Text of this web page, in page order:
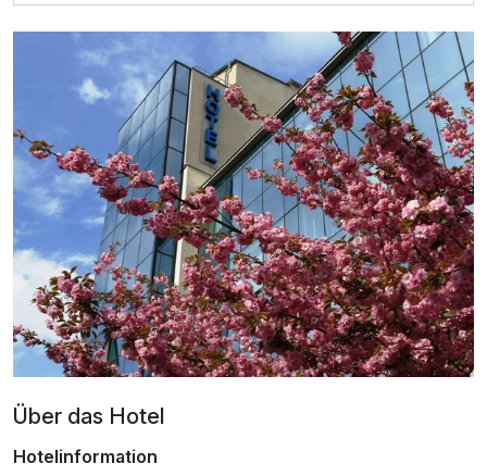
Einzelzimmer
1 Erwachsenen und 1 Kind
Über das Hotel
Hotelinformation